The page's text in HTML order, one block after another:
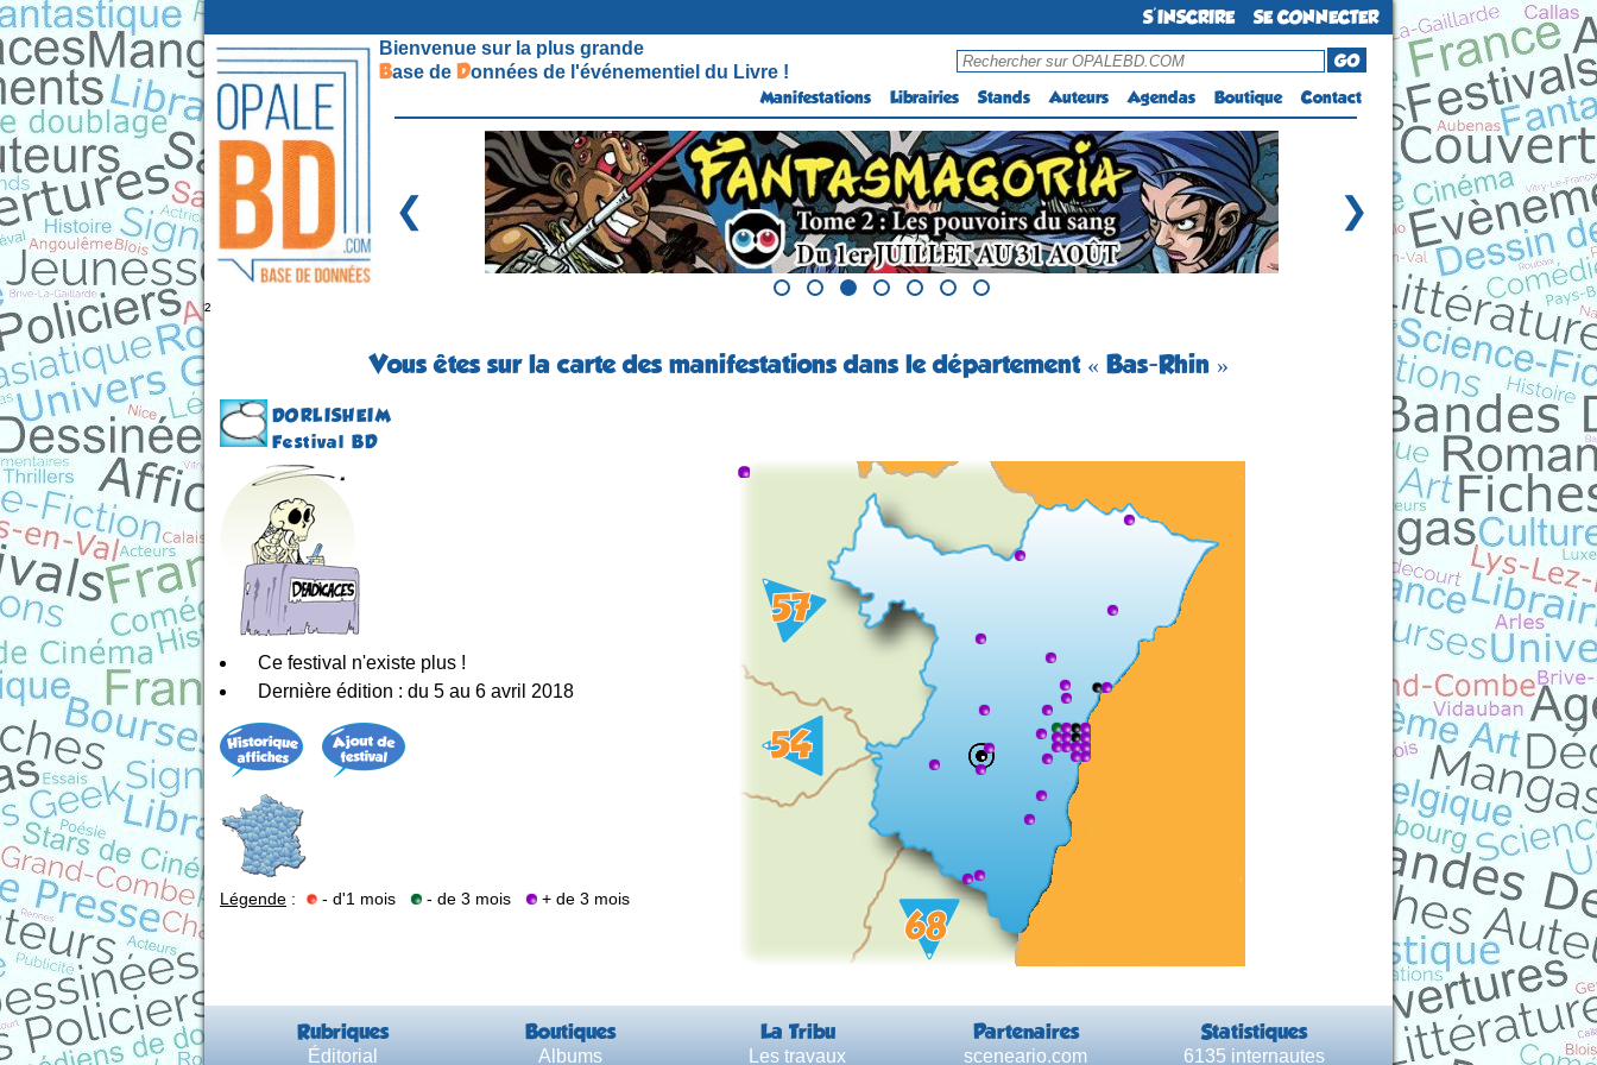
S'INSCRIRE
SE CONNECTER
Bienvenue sur la plus grande
Base de Données de l'événementiel du Livre !
GO
Manifestations
Librairies Stands Auteurs Agendas Boutique Contact
❮ ❯
²
Vous êtes sur la carte des manifestations dans le département « Bas-Rhin »
DORLISHEIM
Festival BD
Ce festival n'existe plus !
Dernière édition : du 5 au 6 avril 2018
Légende : - d'1 mois - de 3 mois + de 3 mois
Rubriques Boutiques La Tribu Partenaires Statistiques
Éditorial Albums Les travaux sceneario.com 6135 internautes